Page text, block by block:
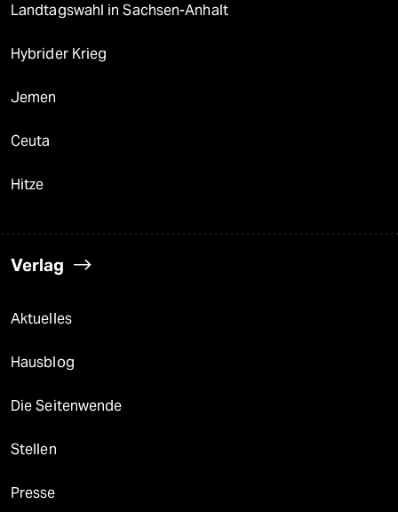
Landtagswahl in Sachsen-Anhalt
Hybrider Krieg
Jemen
Ceuta
Hitze
Verlag
Aktuelles
Hausblog
Die Seitenwende
Stellen
Presse